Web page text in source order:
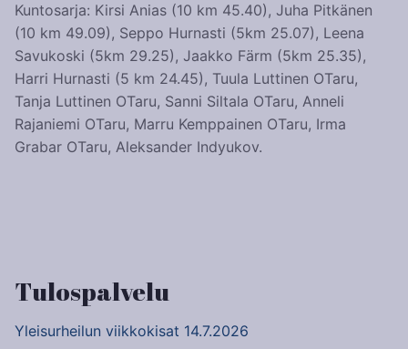
Kuntosarja: Kirsi Anias (10 km 45.40), Juha Pitkänen
(10 km 49.09), Seppo Hurnasti (5km 25.07), Leena
Savukoski (5km 29.25), Jaakko Färm (5km 25.35),
Harri Hurnasti (5 km 24.45), Tuula Luttinen OTaru,
Tanja Luttinen OTaru, Sanni Siltala OTaru, Anneli
Rajaniemi OTaru, Marru Kemppainen OTaru, Irma
Grabar OTaru, Aleksander Indyukov.
Tulospalvelu
Yleisurheilun viikkokisat 14.7.2026